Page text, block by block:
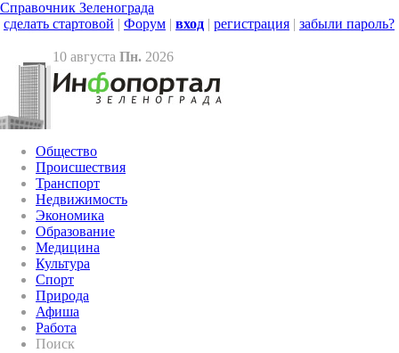
Справочник Зеленограда
сделать стартовой | Форум | вход | регистрация | забыли пароль?
10 августа Пн. 2026
Общество
Происшествия
Транспорт
Недвижимость
Экономика
Образование
Медицина
Культура
Спорт
Природа
Афиша
Работа
Поиск